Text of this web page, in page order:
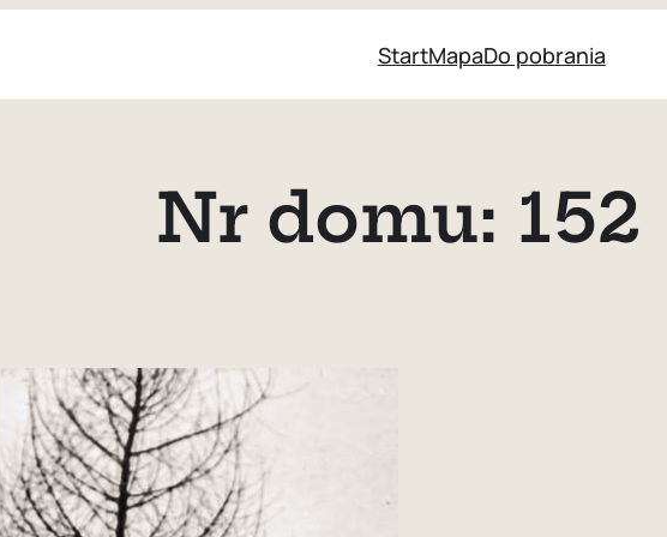
StartMapaDo pobrania
Nr domu: 152